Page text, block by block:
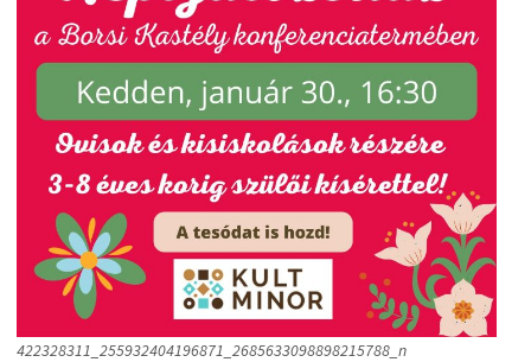
422328311_255932404196871_2685633098898215788_n